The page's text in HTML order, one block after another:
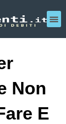
Non
E